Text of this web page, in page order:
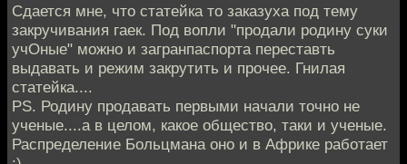
Сдается мне, что статейка то заказуха под тему
закручивания гаек. Под вопли "продали родину суки
учОные" можно и загранпаспорта переставть
выдавать и режим закрутить и прочее. Гнилая
статейка....
PS. Родину продавать первыми начали точно не
ученые....а в целом, какое общество, таки и ученые.
Распределение Больцмана оно и в Африке работает